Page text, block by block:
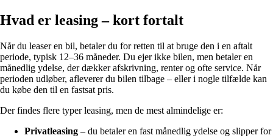
Hvad er leasing – kort fortalt
Når du leaser en bil, betaler du for retten til at bruge den i en aftalt
periode, typisk 12–36 måneder. Du ejer ikke bilen, men betaler en
månedlig ydelse, der dækker afskrivning, renter og ofte service. Når
perioden udløber, afleverer du bilen tilbage – eller i nogle tilfælde kan
du købe den til en fastsat pris.
Der findes flere typer leasing, men de mest almindelige er:
Privatleasing – du betaler en fast månedlig ydelse og slipper for